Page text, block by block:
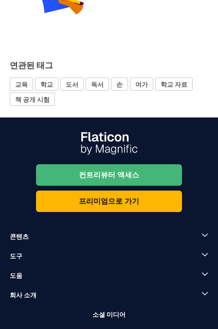
연관된 태그
교육 학교 도서 독서 손 여가
학교 자료
책 공개 시험
컨트리뷰터 액세스
프리미엄으로 가기
콘텐츠
도구
도움
회사 소개
소셜 미디어